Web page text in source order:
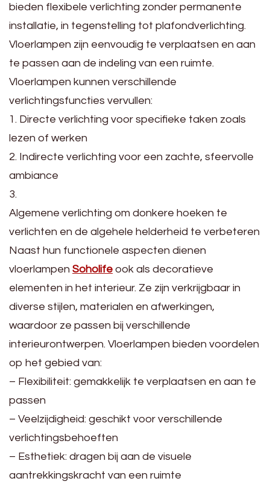
bieden flexibele verlichting zonder permanente
installatie, in tegenstelling tot plafondverlichting.
Vloerlampen zijn eenvoudig te verplaatsen en aan
te passen aan de indeling van een ruimte.
Vloerlampen kunnen verschillende
verlichtingsfuncties vervullen:
1. Directe verlichting voor specifieke taken zoals
lezen of werken
2. Indirecte verlichting voor een zachte, sfeervolle
ambiance
3.
Algemene verlichting om donkere hoeken te
verlichten en de algehele helderheid te verbeteren
Naast hun functionele aspecten dienen
vloerlampen Soholife ook als decoratieve
elementen in het interieur. Ze zijn verkrijgbaar in
diverse stijlen, materialen en afwerkingen,
waardoor ze passen bij verschillende
interieurontwerpen. Vloerlampen bieden voordelen
op het gebied van:
– Flexibiliteit: gemakkelijk te verplaatsen en aan te
passen
– Veelzijdigheid: geschikt voor verschillende
verlichtingsbehoeften
– Esthetiek: dragen bij aan de visuele
aantrekkingskracht van een ruimte